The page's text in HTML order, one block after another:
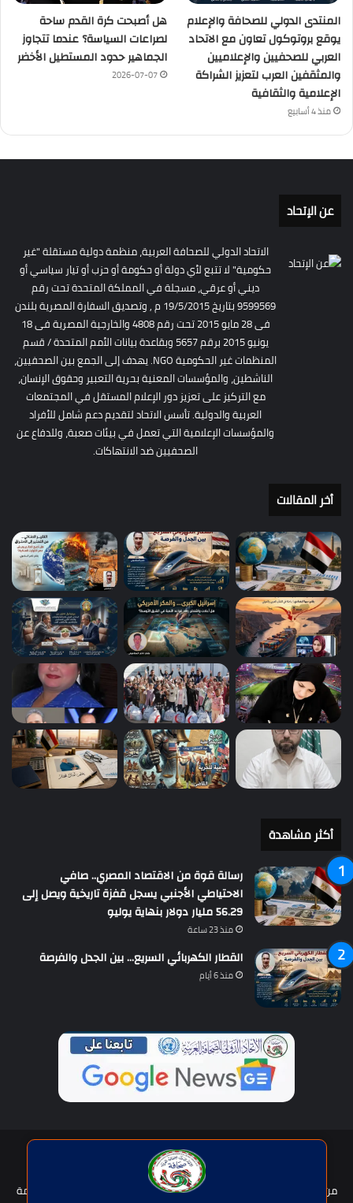
المنتدى الدولي للصحافة والإعلام
يوقع بروتوكول تعاون مع الاتحاد
العربي للصحفيين والإعلاميين
والمثقفين العرب لتعزيز الشراكة
الإعلامية والثقافية
منذ 4 أسابيع
هل أصبحت كرة القدم ساحة
لصراعات السياسة؟ عندما تتجاوز
الجماهير حدود المستطيل الأخضر
2026-07-07
عن الإتحاد
الاتحاد الدولي للصحافة العربية، منظمة دولية مستقلة "غير
حكومية" لا تتبع لأي دولة أو حكومة أو حزب أو تيار سياسي أو
ديني أو عرقي، مسجلة في المملكة المتحدة تحت رقم
9599569 بتاريخ 19/5/2015 م , وتصديق السفارة المصرية بلندن
فى 28 مايو 2015 تحت رقم 4808 والخارجية المصرية فى 18
يونيو 2015 برقم 5657 وبقاعدة بيانات الأمم المتحدة / قسم
المنظمات غير الحكومية NGO. يهدف إلى الجمع بين الصحفيين،
الناشطين، والمؤسسات المعنية بحرية التعبير وحقوق الإنسان،
مع التركيز على تعزيز دور الإعلام المستقل في المجتمعات
العربية والدولية. تأسس الاتحاد لتقديم دعم شامل للأفراد
والمؤسسات الإعلامية التي تعمل في بيئات صعبة، وللدفاع عن
الصحفيين ضد الانتهاكات.
أخر المقالات
أكثر مشاهدة
رسالة قوة من الاقتصاد المصري.. صافي
الاحتياطي الأجنبي يسجل قفزة تاريخية ويصل إلى
56.29 مليار دولار بنهاية يوليو
منذ 23 ساعة
القطار الكهربائي السريع… بين الجدل والفرصة
منذ 6 أيام
حقوق النشر © | جميع الحقوق محفوظة للاتحاد الدولى للصحافة العربية
2026
من نحن؟
عضوية الإتحاد سياسة الخصوصية
شروط الخدمة